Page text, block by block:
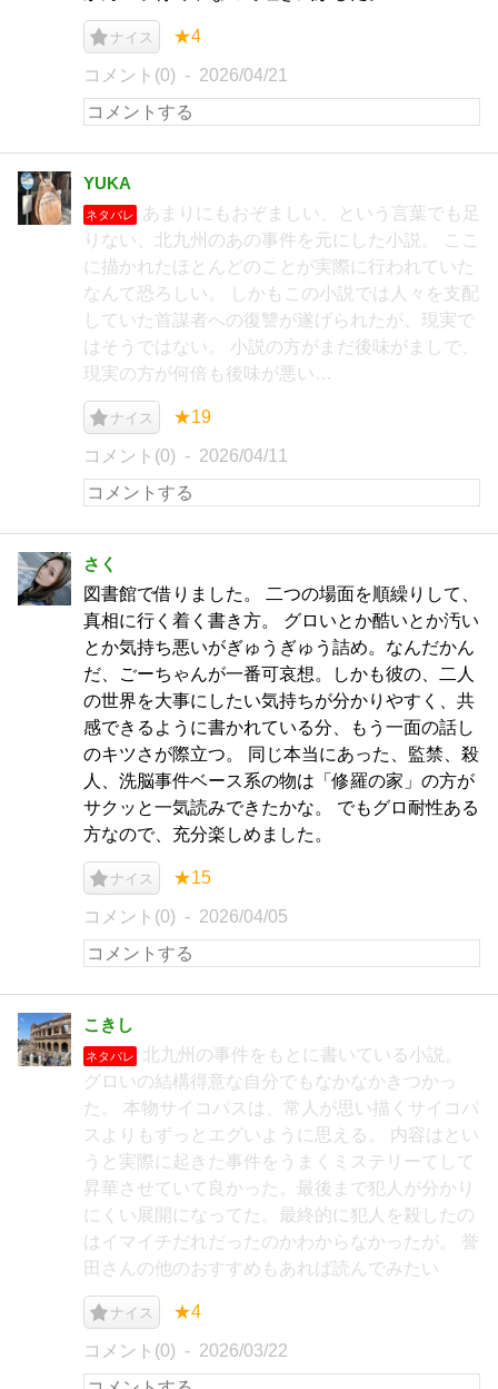
ナイス ★4
コメント(0) 2026/04/21
YUKA
ネタバレ
あまりにもおぞましい、という言葉でも足
りない、北九州のあの事件を元にした小説。 ここ
に描かれたほとんどのことが実際に行われていた
なんて恐ろしい。 しかもこの小説では人々を支配
していた首謀者への復讐が遂げられたが、現実で
はそうではない。 小説の方がまだ後味がましで、
現実の方が何倍も後味が悪い…
ナイス ★19
コメント(0) 2026/04/11
さく
図書館で借りました。 二つの場面を順繰りして、
真相に行く着く書き方。 グロいとか酷いとか汚い
とか気持ち悪いがぎゅうぎゅう詰め。なんだかん
だ、ごーちゃんが一番可哀想。しかも彼の、二人
の世界を大事にしたい気持ちが分かりやすく、共
感できるように書かれている分、もう一面の話し
のキツさが際立つ。 同じ本当にあった、監禁、殺
人、洗脳事件ベース系の物は「修羅の家」の方が
サクッと一気読みできたかな。 でもグロ耐性ある
方なので、充分楽しめました。
ナイス ★15
コメント(0) 2026/04/05
こきし
ネタバレ
北九州の事件をもとに書いている小説。
グロいの結構得意な自分でもなかなかきつかっ
た。 本物サイコパスは、常人が思い描くサイコパ
スよりもずっとエグいように思える。 内容はとい
うと実際に起きた事件をうまくミステリーてして
昇華させていて良かった。最後まで犯人が分かり
にくい展開になってた。最終的に犯人を殺したの
はイマイチだれだったのかわからなかったが。 誉
田さんの他のおすすめもあれば読んでみたい
ナイス ★4
コメント(0) 2026/03/22